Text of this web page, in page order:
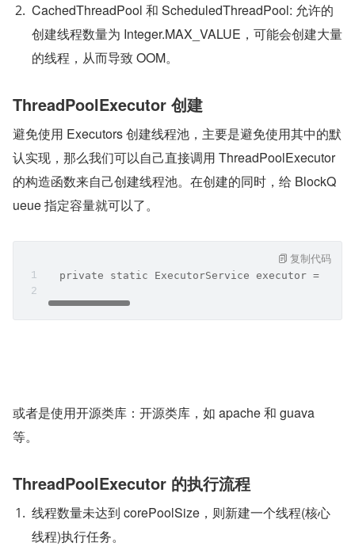
CachedThreadPool 和 ScheduledThreadPool: 允许的
创建线程数量为 Integer.MAX_VALUE，可能会创建大量
的线程，从而导致 OOM。
ThreadPoolExecutor 创建
避免使用 Executors 创建线程池，主要是避免使用其中的默
认实现，那么我们可以自己直接调用 ThreadPoolExecutor
的构造函数来自己创建线程池。在创建的同时，给 BlockQ
ueue 指定容量就可以了。
private static ExecutorService executor =
复制代码
或者是使用开源类库：开源类库，如 apache 和 guava
等。
ThreadPoolExecutor 的执行流程
线程数量未达到 corePoolSize，则新建一个线程(核心
线程)执行任务。